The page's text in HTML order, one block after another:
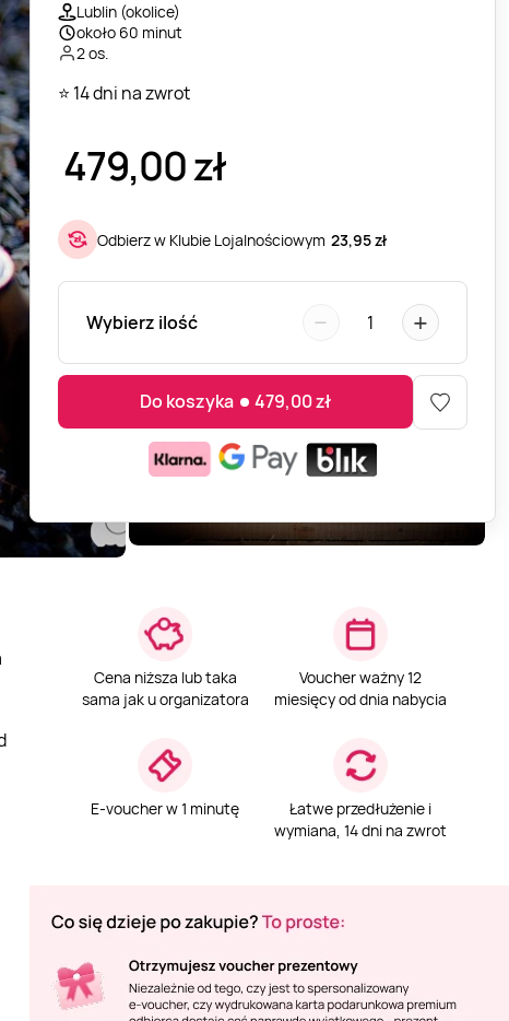
Lublin (okolice)
około 60 minut
2 os.
⭐ 14 dni na zwrot
479,00zł
Odbierz w Klubie Lojalnościowym 23,95 zł
Wybierz ilość − 1 +
Do koszyka 479,00zł
Cena niższa lub taka
sama jak u organizatora
Voucher ważny 12
miesięcy od dnia nabycia
E-voucher w 1 minutę
Łatwe przedłużenie i
wymiana, 14 dni na zwrot